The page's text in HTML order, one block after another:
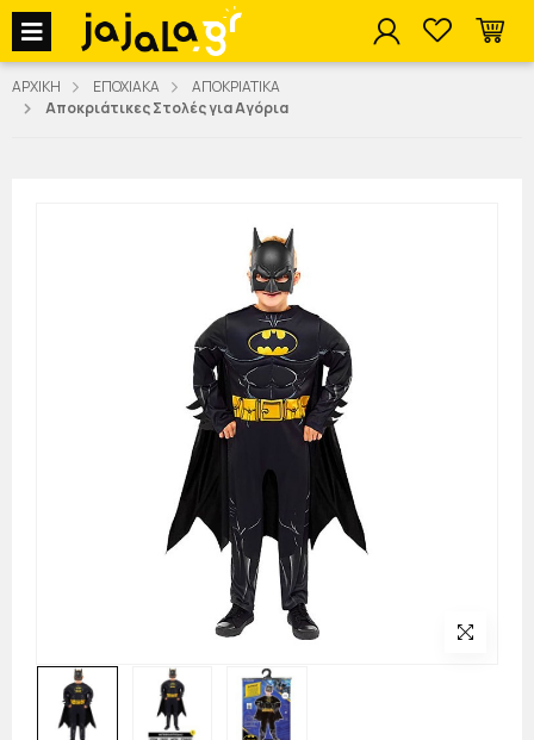
jajala Menu
ΑΡΧΙΚΗ ΕΠΟΧΙΑΚΑ
ΑΠΟΚΡΙΑΤΙΚΑ
Αποκριάτικες Στολές για Αγόρια